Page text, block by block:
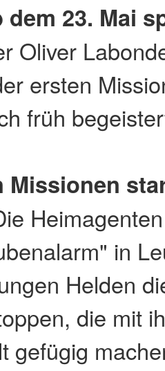
23. Mai
Oliver
ersten
früh
Missionen
in
Helden
die mit
gefügig